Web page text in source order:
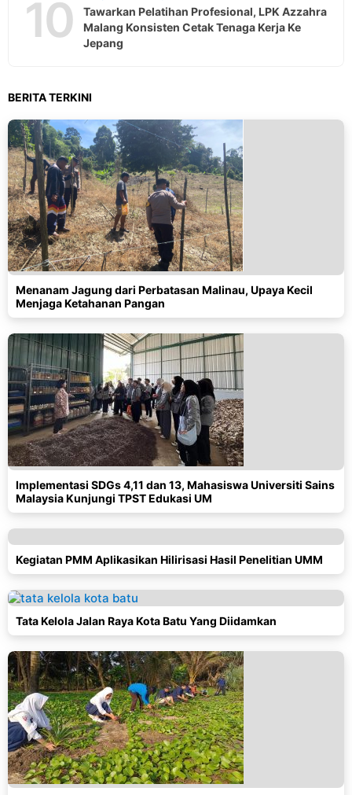
10
Tawarkan Pelatihan Profesional, LPK Azzahra
Malang Konsisten Cetak Tenaga Kerja Ke
Jepang
BERITA TERKINI
Menanam Jagung dari Perbatasan Malinau, Upaya Kecil
Menjaga Ketahanan Pangan
Implementasi SDGs 4,11 dan 13, Mahasiswa Universiti Sains
Malaysia Kunjungi TPST Edukasi UM
Kegiatan PMM Aplikasikan Hilirisasi Hasil Penelitian UMM
Tata Kelola Jalan Raya Kota Batu Yang Diidamkan